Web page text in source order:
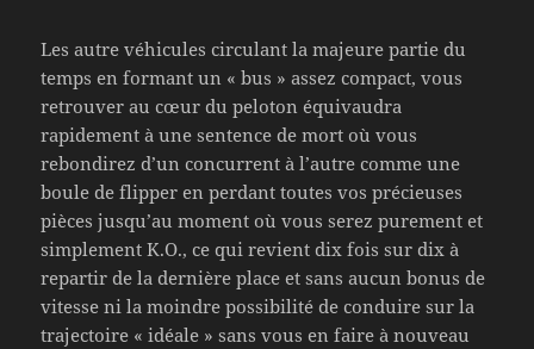
Les autre véhicules circulant la majeure partie du
temps en formant un « bus » assez compact, vous
retrouver au cœur du peloton équivaudra
rapidement à une sentence de mort où vous
rebondirez d’un concurrent à l’autre comme une
boule de flipper en perdant toutes vos précieuses
pièces jusqu’au moment où vous serez purement et
simplement K.O., ce qui revient dix fois sur dix à
repartir de la dernière place et sans aucun bonus de
vitesse ni la moindre possibilité de conduire sur la
trajectoire « idéale » sans vous en faire à nouveau